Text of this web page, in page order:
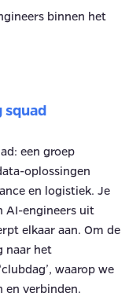
binnen het
squad
een groep
oplossingen
en logistiek. Je
AI-engineers uit
elkaar aan. Om de
naar het
waarop we
en verbinden.